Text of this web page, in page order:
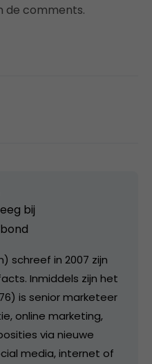
de comments.
bij
schreef in 2007 zijn
Inmiddels zijn het
is senior marketeer
online marketing,
via nieuwe
media, internet of